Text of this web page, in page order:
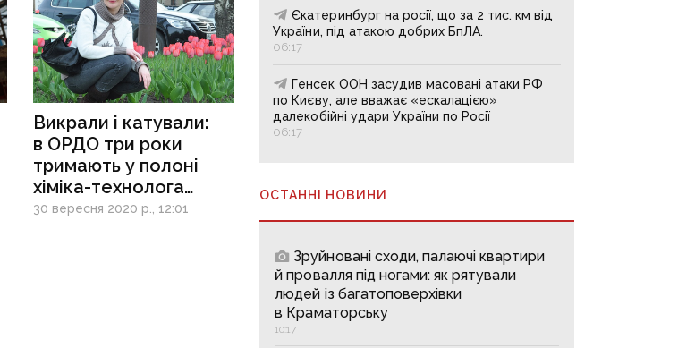
Викрали і катували:
в ОРДО три роки
тримають у полоні
хіміка-технолога
Марину Юрчак
30 вересня 2020 р., 12:01
Єкатеринбург на росії, що за 2 тис. км від
України, під атакою добрих БпЛА.
06:17
Генсек ООН засудив масовані атаки РФ
по Києву, але вважає «ескалацією»
далекобійні удари України по Росії
06:17
ОСТАННІ НОВИНИ
Зруйновані сходи, палаючі квартири
й провалля під ногами: як рятували
людей із багатоповерхівки
в Краматорську
10:17